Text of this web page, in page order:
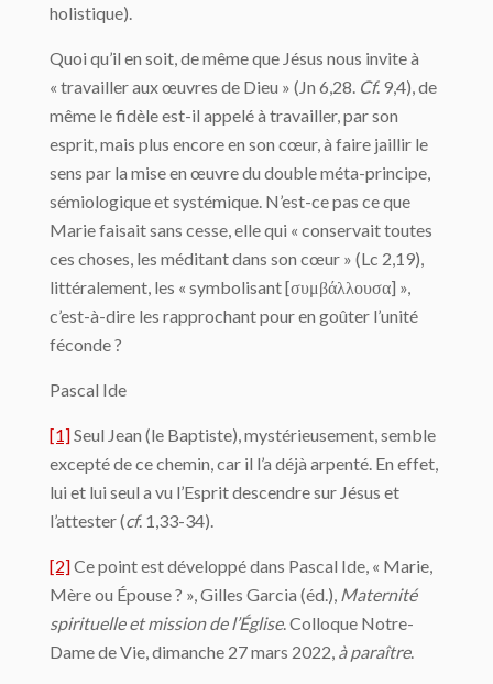
holistique).
Quoi qu’il en soit, de même que Jésus nous invite à
« travailler aux œuvres de Dieu » (Jn 6,28. Cf. 9,4), de
même le fidèle est-il appelé à travailler, par son
esprit, mais plus encore en son cœur, à faire jaillir le
sens par la mise en œuvre du double méta-principe,
sémiologique et systémique. N’est-ce pas ce que
Marie faisait sans cesse, elle qui « conservait toutes
ces choses, les méditant dans son cœur » (Lc 2,19),
littéralement, les « symbolisant [συμβάλλουσα] »,
c’est-à-dire les rapprochant pour en goûter l’unité
féconde ?
Pascal Ide
[1]Seul Jean (le Baptiste), mystérieusement, semble
excepté de ce chemin, car il l’a déjà arpenté. En effet,
lui et lui seul a vu l’Esprit descendre sur Jésus et
l’attester (cf. 1,33-34).
[2]Ce point est développé dans Pascal Ide, « Marie,
Mère ou Épouse ? », Gilles Garcia (éd.), Maternité
spirituelle et mission de l’Église. Colloque Notre-
Dame de Vie, dimanche 27 mars 2022, à paraître.